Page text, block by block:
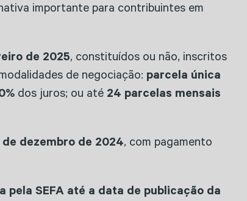
importante para contribuintes em
de 2025, constituídos ou não, inscritos
de negociação: parcela única
dos juros; ou até 24 parcelas mensais
de dezembro de 2024, com pagamento
SEFA até a data de publicação da